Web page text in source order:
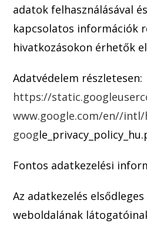
adatok felhasználásával
kapcsolatos információk
hivatkozásokon érhetők
Adatvédelem részletesen:
https://
www.google.com/en//
goog
Fontos adatkezelési
Az adatkezelés
weboldalának